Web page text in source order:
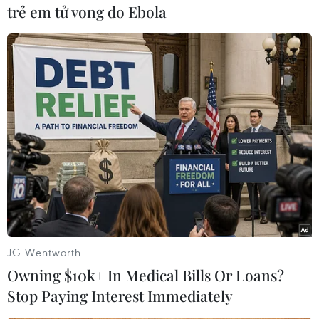
quy định vận chuyển hàng hóa bằng xe môtô,
xe hai bánh của đơn vị được cấp Giấy đi đường
có nhận diện.
"Lực lượng chức năng các quận, huyện, thị xã
tăng cường tuần tra, xử lý nghiêm các trường
hợp vi phạm," đại diện Sở Công Thương nhấn
mạnh./.
(Vietnam+)
trẻ em tử vong do Ebola
JG Wentworth
Owning $10k+ In Medical Bills Or Loans?
Stop Paying Interest Immediately